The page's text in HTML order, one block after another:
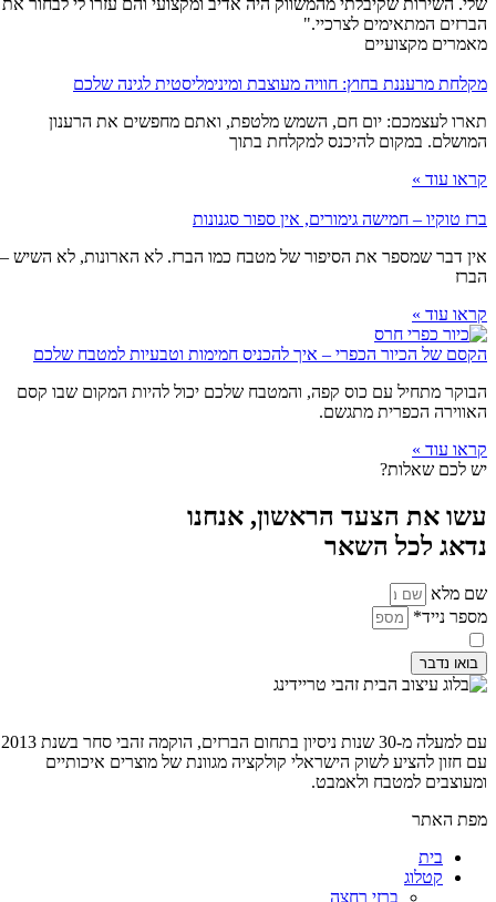
הברזים המתאימים לצרכיי."
מאמרים מקצועיים
מקלחת מרעננת בחוץ: חוויה מעוצבת ומינימליסטית לגינה שלכם
תארו לעצמכם: יום חם, השמש מלטפת, ואתם מחפשים את הרענון
המושלם. במקום להיכנס למקלחת בתוך
קראו עוד »
ברז טוקיו – חמישה גימורים, אין ספור סגנונות
אין דבר שמספר את הסיפור של מטבח כמו הברז. לא הארונות, לא השיש –
הברז
קראו עוד »
הקסם של הכיור הכפרי – איך להכניס חמימות וטבעיות למטבח שלכם
הבוקר מתחיל עם כוס קפה, והמטבח שלכם יכול להיות המקום שבו קסם
האווירה הכפרית מתגשם.
קראו עוד »
יש לכם שאלות?
עשו את הצעד הראשון, אנחנו
נדאג לכל השאר
שם מלא
מספר נייד*
בואו נדבר
עם למעלה מ-30 שנות ניסיון בתחום הברזים, הוקמה זהבי סחר בשנת 2013
עם חזון להציע לשוק הישראלי קולקציה מגוונת של מוצרים איכותיים
ומעוצבים למטבח ולאמבט.
מפת האתר
בית
קטלוג
ברזי רחצה